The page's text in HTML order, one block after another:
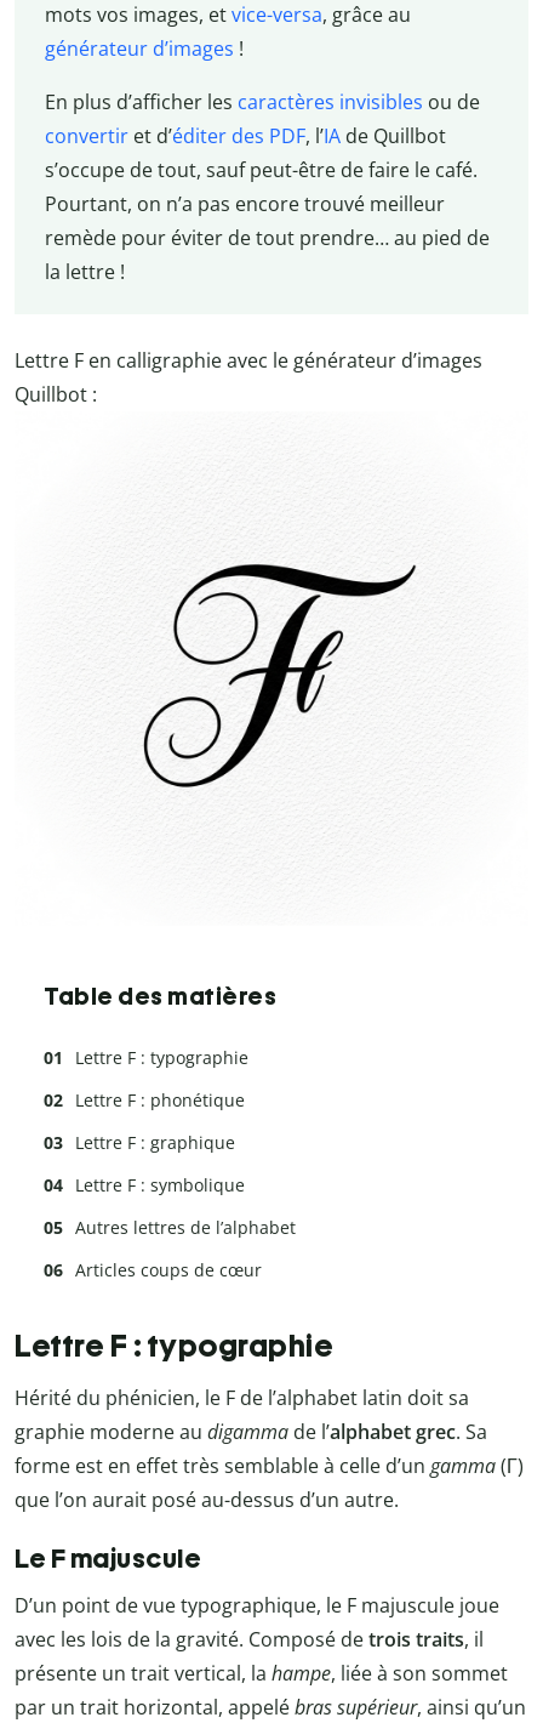
mots vos images, etvice-versa, grâce au
générateur d’images !
En plus d’afficher les caractères invisibles ou de
convertiret d’éditer des PDF, l’IAde Quillbot
s’occupe de tout, sauf peut-être de faire le café.
Pourtant, on n’a pas encore trouvé meilleur
remède pour éviter de tout prendre… au pied de
la lettre !
Lettre F en calligraphie avec le générateur d’images
Quillbot :
Table des matières
Lettre F : typographie
Lettre F : phonétique
Lettre F : graphique
Lettre F : symbolique
Autres lettres de l’alphabet
Articles coups de cœur
Lettre F : typographie
Hérité du phénicien, le F de l’alphabet latin doit sa
graphie moderne au digamma de l’alphabet grec. Sa
forme est en effet très semblable à celle d’un gamma(Г)
que l’on aurait posé au-dessus d’un autre.
Le F majuscule
D’un point de vue typographique, le F majuscule joue
avec les lois de la gravité. Composé detrois traits, il
présente un trait vertical, la hampe, liée à son sommet
par un trait horizontal, appelébras supérieur, ainsi qu’un